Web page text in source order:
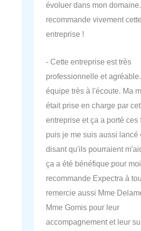
évoluer dans mon
recommande vivement cette
entreprise !
- Cette entreprise est très
professionnelle et
équipe très à l'écoute. Ma
était prise en charge par
entreprise et ça a porté ces
puis je me suis aussi lancé
disant qu'ils pourraient
ça a été bénéfique pour
recommande Expectra à
remercie aussi Mme
Mme Gomis pour leur
accompagnement et leur